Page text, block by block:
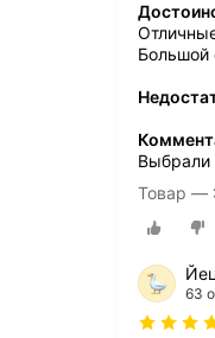
Большой
Выбрали
Товар —
63